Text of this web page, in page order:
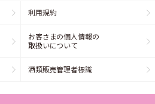
利用規約
お客さまの個人情報の
取扱いについて
酒類販売管理者標識